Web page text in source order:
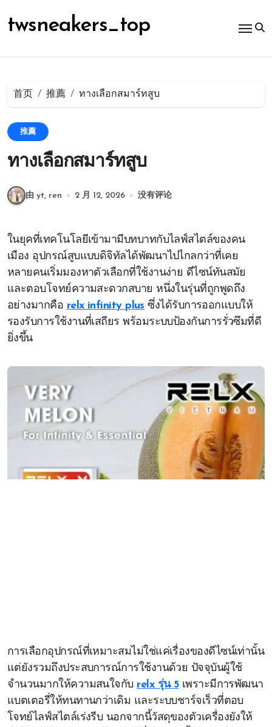
容
twsneakers_top
首页 推薦 ทางเลือกสมาร์ทสูบ
推薦
ทางเลือกสมาร์ทสูบ
由 yt, ren 2 月 12, 2026 没有评论
ในยุคที่เทคโนโลยีเข้ามามีบทบาทกับไลฟ์สไตล์ของคน
เมือง อุปกรณ์สูบแบบดิจิทัลได้พัฒนาไปไกลกว่าที่เคย
หลายคนเริ่มมองหาตัวเลือกที่ใช้งานง่าย ดีไซน์ทันสมัย
และตอบโจทย์ความสะดวกสบาย หนึ่งในรุ่นที่ถูกพูดถึง
อย่างมากคือ relx infinity plus ซึ่งได้รับการออกแบบให้
รองรับการใช้งานที่เสถียร พร้อมระบบป้องกันการรั่วซึมที่ดี
ยิ่งขึ้น
การเลือกอุปกรณ์ที่เหมาะสมไม่ใช่แค่เรื่องของดีไซน์เท่านั้น
แต่ยังรวมถึงประสบการณ์การใช้งานด้วย ปัจจุบันผู้ใช้
จำนวนมากให้ความสนใจกับ relx รุ่น 5เพราะมีการพัฒนา
แบตเตอรี่ให้ทนทานกว่าเดิม และระบบชาร์จเร็วที่ตอบ
โจทย์ไลฟ์สไตล์เร่งรีบ นอกจากนี้วัสดุของตัวเครื่องยังให้